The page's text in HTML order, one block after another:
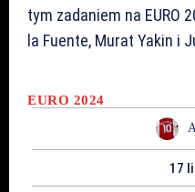
tym zadaniem na EURO
la Fuente, Murat Yakin i
EURO 2024
17